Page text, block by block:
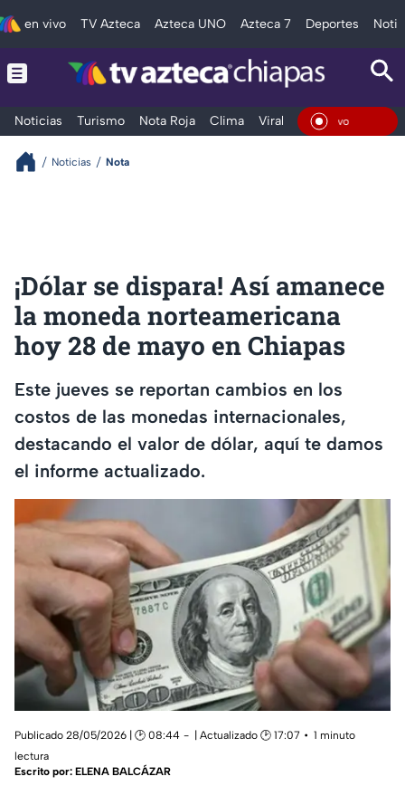
en vivo TV Azteca Azteca UNO Azteca 7 Deportes
Noticias Turismo Nota Roja Clima Viral y Tendencia En
Noticias Nota
¡Dólar se dispara! Así amanece
la moneda norteamericana
hoy 28 de mayo en Chiapas
Este jueves se reportan cambios en los
costos de las monedas internacionales,
destacando el valor de dólar, aquí te damos
el informe actualizado.
Publicado 28/05/2026 | 🕑 08:44 | Actualizado 🕑 17:07
1 minuto
lectura
Escrito por: ELENA BALCÁZAR